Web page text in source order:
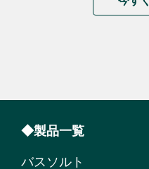
◆製品一覧
バスソルト